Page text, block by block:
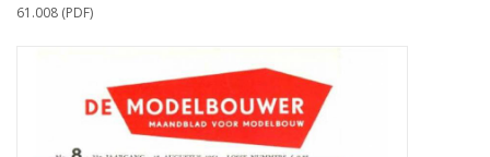
Landschaft
Dokumentation
61.008 (PDF)